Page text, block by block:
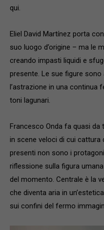
qui.
Eliel David Martínez porta
suo luogo d’origine – ma le
creando impasti liquidi e
presente. Le sue figure
l’astrazione in una continua
toni lagunari.
Francesco Onda fa quasi da
in scene veloci di cui cattura
presenti non sono i
riflessione sulla figura
del momento. Centrale è la
che diventa aria in
sui confini del fermo